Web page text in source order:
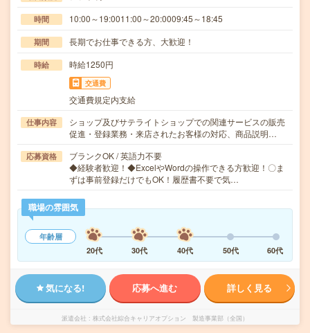
時間 10:00～19:0011:00～20:0009:45～18:45
期間 長期でお仕事できる方、大歓迎！
時給 時給1250円
交通費
交通費規定内支給
仕事内容
ショップ及びサテライトショップでの関連サービスの販売
促進・登録業務・来店されたお客様の対応、商品説明…
応募資格
ブランクOK / 英語力不要
◆経験者歓迎！◆ExcelやWordの操作できる方歓迎！〇ま
ずは事前登録だけでもOK！履歴書不要で気…
職場の雰囲気
年齢層
20代
30代 40代 50代 60代
気になる! 応募へ進む 詳しく見る
派遣会社 株式会社綜合キャリアオプション 製造事業部（全国）